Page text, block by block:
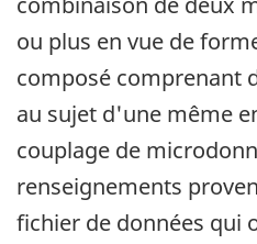
ou plus en vue de
composé comprenant
au sujet d'une même
couplage de
renseignements
fichier de données qui